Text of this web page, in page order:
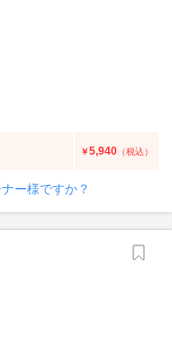
￥5,940 （税込）
ー様ですか？